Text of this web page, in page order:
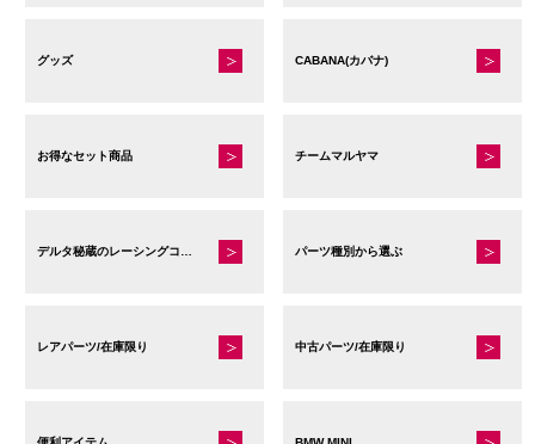
グッズ CABANA(カバナ)
お得なセット商品 チームマルヤマ
パーツ種別から選ぶ
レアパーツ/在庫限り 中古パーツ/在庫限り